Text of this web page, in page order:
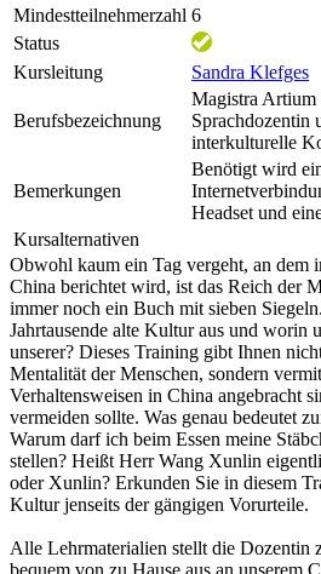
Mindestteilnehmerzahl 6
Status
Kursleitung
Sandra Klefges
Berufsbezeichnung
Magistra Artium
Sprachdozentin
interkulturelle
Bemerkungen
Benötigt wird
Headset und
Kursalternativen
Obwohl kaum ein Tag vergeht, an dem
China berichtet wird, ist das Reich der
immer noch ein Buch mit sieben
Jahrtausende alte Kultur aus und worin
unserer? Dieses Training gibt Ihnen
Mentalität der Menschen, sondern
Verhaltensweisen in China angebracht
vermeiden sollte. Was genau bedeutet
Warum darf ich beim Essen meine
stellen? Heißt Herr Wang Xunlin
oder Xunlin? Erkunden Sie in diesem
Kultur jenseits der gängigen Vorurteile.
Alle Lehrmaterialien stellt die Dozentin
bequem von zu Hause aus an unserem